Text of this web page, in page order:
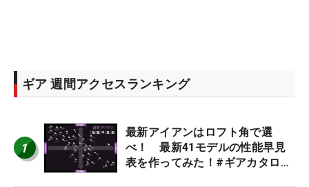
ギア 週間アクセスランキング
1
最新アイアンはロフト角で選
べ！ 最新41モデルの性能早見
表を作ってみた！#ギアカタログ